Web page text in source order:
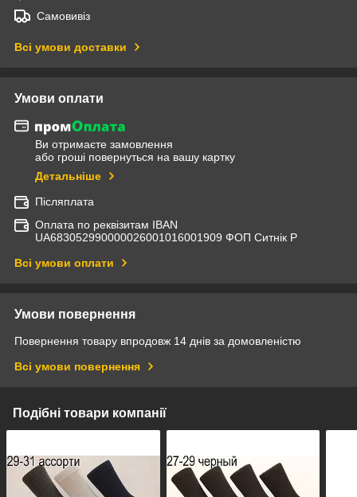
Самовивіз
Всі умови доставки
Умови оплати
Ви отримаєте замовлення
або гроші повернуться на вашу картку
Детальніше
Післяплата
Оплата по реквізитам IBAN
UА683052990000026001016001909 ФОП Ситнік Р
Всі умови оплати
Умови повернення
Повернення товару впродовж 14 днів за домовленістю
Всі умови повернення
Подібні товари компанії